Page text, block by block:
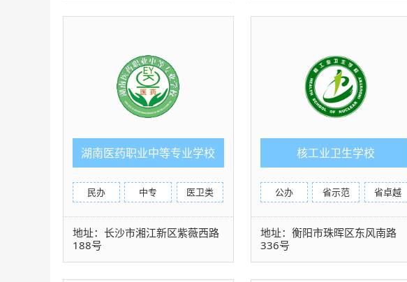
湖南医药职业中等专业学校
民办 中专 医卫类
地址：长沙市湘江新区紫薇西路
188号
核工业卫生学校
公办 省示范 省卓越
地址：衡阳市珠晖区东风南路
336号